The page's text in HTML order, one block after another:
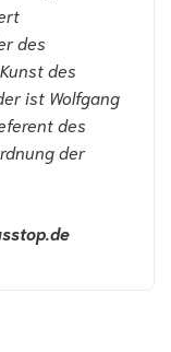
des
des
ist Wolfgang
des
der